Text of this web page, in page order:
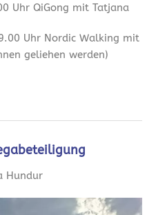
Uhr QiGong mit Tatjana
Uhr Nordic Walking mit
geliehen werden)
Hundur